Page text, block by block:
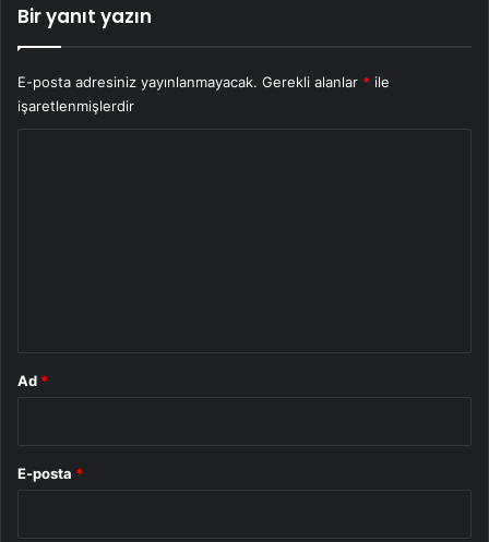
Bir yanıt yazın
E-posta adresiniz yayınlanmayacak. Gerekli alanlar * ile
işaretlenmişlerdir
Ad *
E-posta *